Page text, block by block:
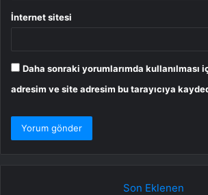
İnternet sitesi
Daha sonraki yorumlarımda kullanılması
adresim ve site adresim bu tarayıcıya
Son Eklenen